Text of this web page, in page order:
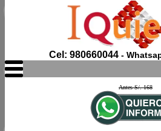
Cel: 980660044-
Antes S/. 168